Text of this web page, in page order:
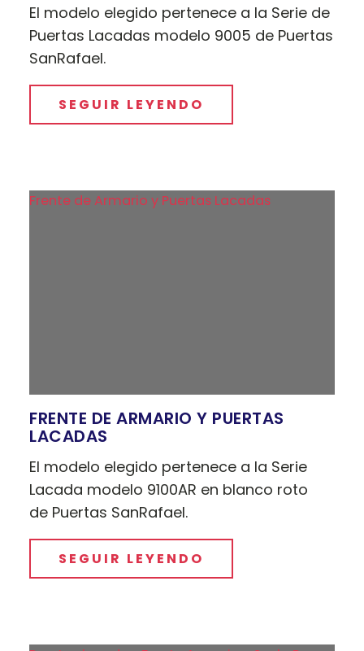
El modelo elegido pertenece a la Serie de
Puertas Lacadas modelo 9005 de Puertas
SanRafael.
SEGUIR LEYENDO
Frente de Armario y Puertas Lacadas
FRENTE DE ARMARIO Y PUERTAS
LACADAS
El modelo elegido pertenece a la Serie
Lacada modelo 9100AR en blanco roto
de Puertas SanRafael.
SEGUIR LEYENDO